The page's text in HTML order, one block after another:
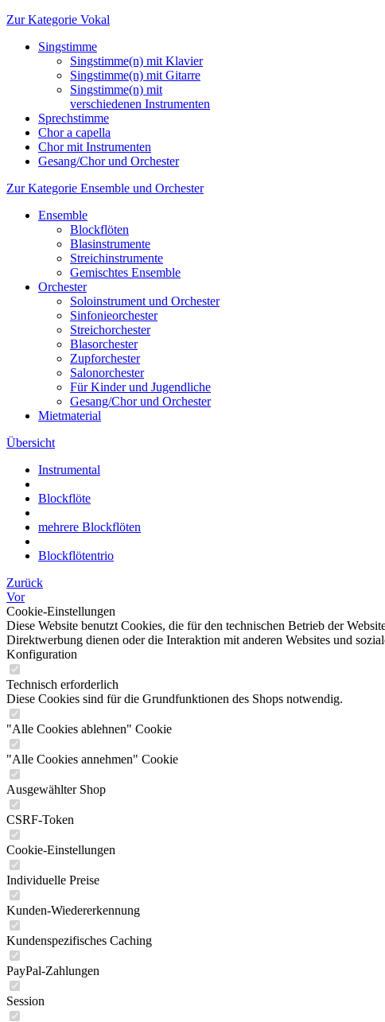
Zur Kategorie Vokal
Singstimme
Singstimme(n) mit Klavier
Singstimme(n) mit Gitarre
Singstimme(n) mit
verschiedenen Instrumenten
Sprechstimme
Chor a capella
Chor mit Instrumenten
Gesang/Chor und Orchester
Zur Kategorie Ensemble und Orchester
Ensemble
Blockflöten
Blasinstrumente
Streichinstrumente
Gemischtes Ensemble
Orchester
Soloinstrument und Orchester
Sinfonieorchester
Streichorchester
Blasorchester
Zupforchester
Salonorchester
Für Kinder und Jugendliche
Gesang/Chor und Orchester
Mietmaterial
Übersicht
Instrumental
Blockflöte
mehrere Blockflöten
Blockflötentrio
Zurück
Vor
Cookie-Einstellungen
Diese Website benutzt Cookies, die für den technischen Betrieb der
Direktwerbung dienen oder die Interaktion mit anderen Websites und
Konfiguration
Technisch erforderlich
Diese Cookies sind für die Grundfunktionen des Shops notwendig.
"Alle Cookies ablehnen" Cookie
"Alle Cookies annehmen" Cookie
Ausgewählter Shop
CSRF-Token
Cookie-Einstellungen
Individuelle Preise
Kunden-Wiedererkennung
Kundenspezifisches Caching
PayPal-Zahlungen
Session